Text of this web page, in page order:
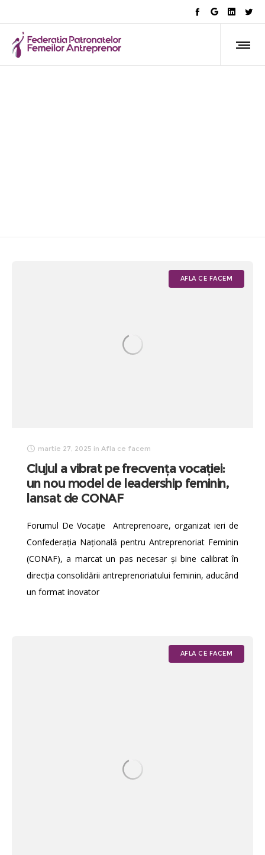
AFLA CE FACEM
martie 27, 2025 in Afla ce facem
Clujul a vibrat pe frecvența vocației:
un nou model de leadership feminin,
lansat de CONAF
Forumul De Vocație Antreprenoare, organizat ieri de
Confederația Națională pentru Antreprenoriat Feminin
(CONAF), a marcat un pas necesar și bine calibrat în
direcția consolidării antreprenoriatului feminin, aducând
un format inovator
AFLA CE FACEM